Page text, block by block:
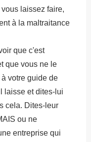
laissez faire,
à la maltraitance
que c'est
que vous ne le
votre guide de
laisse et dites-lui
cela. Dites-leur
ou ne
entreprise qui